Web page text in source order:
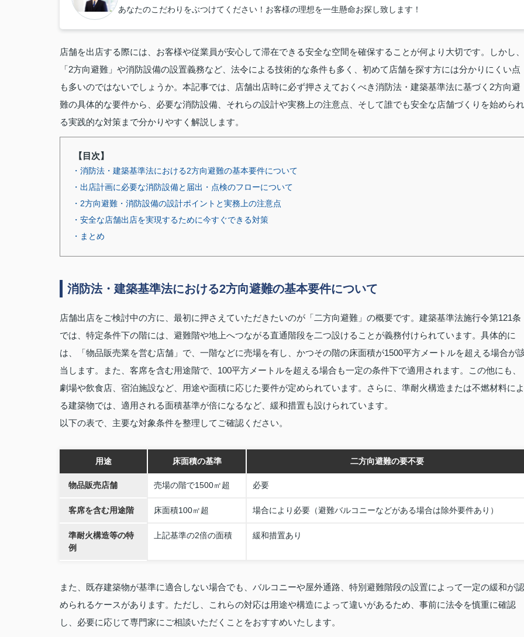
あなたのこだわりをぶつけてください！お客様の理想を一生懸命お探し致します！
店舗を出店する際には、お客様や従業員が安心して滞在できる安全な空間を確保することが何より大切です。しかし、
「2方向避難」や消防設備の設置義務など、法令による技術的な条件も多く、初めて店舗を探す方には分かりにくい点
も多いのではないでしょうか。本記事では、店舗出店時に必ず押さえておくべき消防法・建築基準法に基づく2方向避
難の具体的な要件から、必要な消防設備、それらの設計や実務上の注意点、そして誰でも安全な店舗づくりを始められ
る実践的な対策まで分かりやすく解説します。
【目次】
・消防法・建築基準法における2方向避難の基本要件について
・出店計画に必要な消防設備と届出・点検のフローについて
・2方向避難・消防設備の設計ポイントと実務上の注意点
・安全な店舗出店を実現するために今すぐできる対策
・まとめ
消防法・建築基準法における2方向避難の基本要件について
店舗出店をご検討中の方に、最初に押さえていただきたいのが「二方向避難」の概要です。建築基準法施行令第121条
では、特定条件下の階には、避難階や地上へつながる直通階段を二つ設けることが義務付けられています。具体的に
は、「物品販売業を営む店舗」で、一階などに売場を有し、かつその階の床面積が1500平方メートルを超える場合が
当します。また、客席を含む用途階で、100平方メートルを超える場合も一定の条件下で適用されます。この他にも、
劇場や飲食店、宿泊施設など、用途や面積に応じた要件が定められています。さらに、準耐火構造または不燃材料によ
る建築物では、適用される面積基準が倍になるなど、緩和措置も設けられています。
以下の表で、主要な対象条件を整理してご確認ください。
用途 床面積の基準 二方向避難の要不要
物品販売店舗 売場の階で1500㎡超 必要
客席を含む用途階 床面積100㎡超 場合により必要（避難バルコニーなどがある場合は除外要件あり）
準耐火構造等の特
例
上記基準の2倍の面積 緩和措置あり
また、既存建築物が基準に適合しない場合でも、バルコニーや屋外通路、特別避難階段の設置によって一定の緩和が認
められるケースがあります。ただし、これらの対応は用途や構造によって違いがあるため、事前に法令を慎重に確認
し、必要に応じて専門家にご相談いただくことをおすすめいたします。